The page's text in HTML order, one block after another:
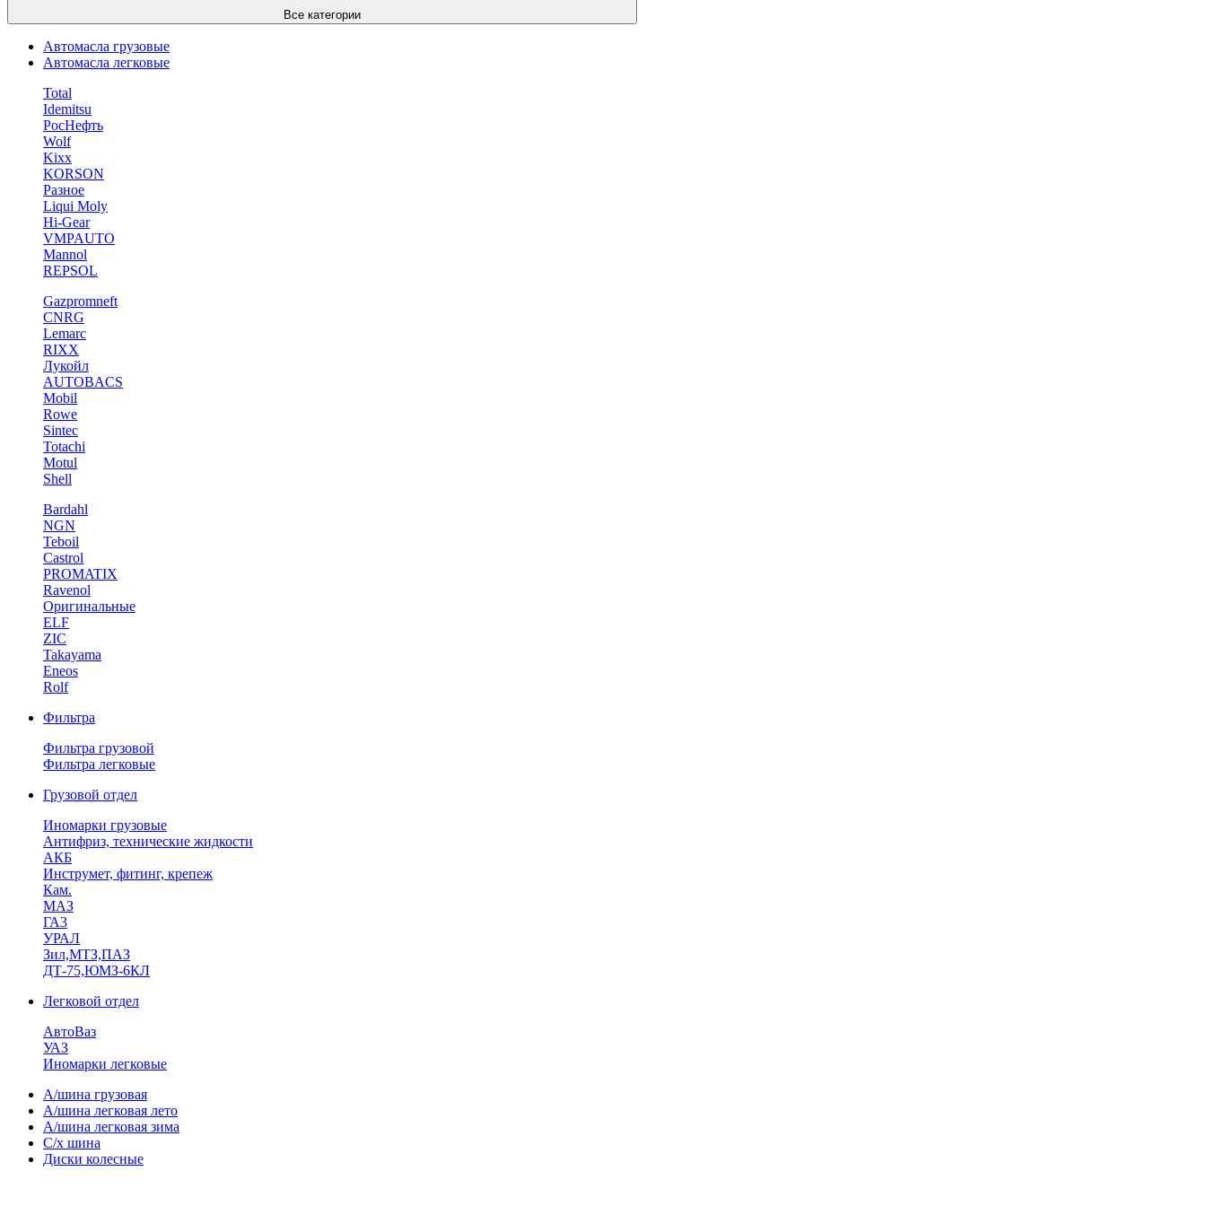
Все категории
Автомасла грузовые
Автомасла легковые
Total
Idemitsu
РосНефть
Wolf
Kixx
KORSON
Разное
Liqui Moly
Hi-Gear
VMPAUTO
Mannol
REPSOL
Gazpromneft
CNRG
Lemarc
RIXX
Лукойл
AUTOBACS
Mobil
Rowe
Sintec
Totachi
Motul
Shell
Bardahl
NGN
Teboil
Castrol
PROMATIX
Ravenol
Оригинальные
ELF
ZIC
Takayama
Eneos
Rolf
Фильтра
Фильтра грузовой
Фильтра легковые
Грузовой отдел
Иномарки грузовые
Антифриз, технические жидкости
АКБ
Инструмет, фитинг, крепеж
Кам.
МАЗ
ГА3
УРАЛ
Зил,МТЗ,ПАЗ
ДТ-75,ЮМЗ-6КЛ
Легковой отдел
АвтоВаз
УАЗ
Иномарки легковые
А/шина грузовая
А/шина легковая лето
А/шина легковая зима
С/х шина
Диски колесные